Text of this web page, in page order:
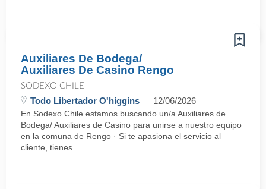
Auxiliares De Bodega/
Auxiliares De Casino Rengo
SODEXO CHILE
Todo Libertador O'higgins 12/06/2026
En Sodexo Chile estamos buscando un/a Auxiliares de
Bodega/ Auxiliares de Casino para unirse a nuestro equipo
en la comuna de Rengo · Si te apasiona el servicio al
cliente, tienes ...